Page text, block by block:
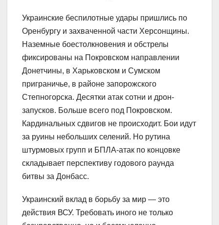
Украинские беспилотные удары пришлись по
Оренбургу и захваченной части Херсонщины.
Наземные боестолкновения и обстрелы
фиксированы на Покровском направлении
Донетчины, в Харьковском и Сумском
приграничье, в районе запорожского
Степногорска. Десятки атак сотни и дрон-
запусков. Больше всего под Покровском.
Кардинальных сдвигов не происходит. Бои идут
за руины небольших селений. Но рутина
штурмовых групп и БПЛА-атак по концовке
складывает перспективу годового раунда
битвы за Донбасс.
Украинский вклад в борьбу за мир — это
действия ВСУ. Требовать иного не только